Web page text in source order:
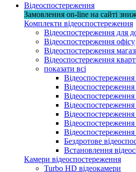
Відеоспостереження
Замовлення on-line на сайті
Комплекти відеоспостереження
Відеоспостереження для
Відеоспостереження офісу
Відеоспостереження
Відеоспостереження
показати всі
Відеоспостереження
Відеоспостереження
Відеоспостереження
Бездротове
Встановлення
Камери відеоспостереження
Turbo HD відеокамери